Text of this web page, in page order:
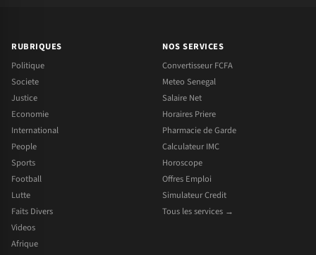
RUBRIQUES
Politique
Societe
Justice
Economie
International
People
Sports
Football
Lutte
Faits Divers
Videos
Afrique
NOS SERVICES
Convertisseur FCFA
Meteo Senegal
Salaire Net
Horaires Priere
Pharmacie de Garde
Calculateur IMC
Horoscope
Offres Emploi
Simulateur Credit
Tous les services →